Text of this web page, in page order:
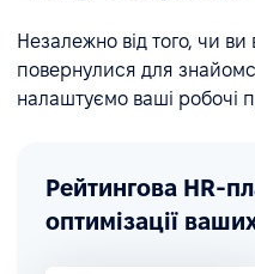
Незалежно від того, чи
повернулися для
налаштуємо ваші робочі
Рейтингова HR-
оптимізації